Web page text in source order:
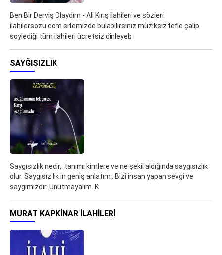
Ben Bir Derviş Olaydım - Ali Kırış ilahileri ve sözleri
ilahilersozu.com sitemizde bulabılırsınız müziksiz tefle çalip
soylediği tüm ilahileri ücretsiz dinleyeb
SAYĞISIZLIK
Saygısızlık nedir, tanımı kimlere ve ne şekil aldığında saygısızlık
olur. Saygısız lık ın geniş anlatımı. Bizi insan yapan sevgi ve
saygımızdır. Unutmayalım..K
MURAT KAPKINAR ILAHILERI